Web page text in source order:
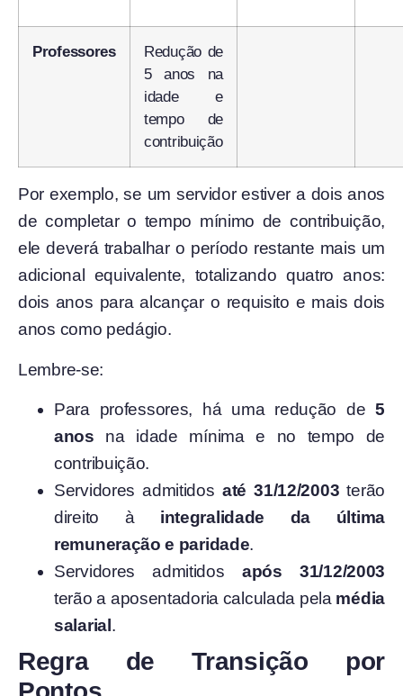
Professores
Redução de
5 anos na
idade e
tempo de
contribuição
Por exemplo, se um servidor estiver a dois anos
de completar o tempo mínimo de contribuição,
ele deverá trabalhar o período restante mais um
adicional equivalente, totalizando quatro anos:
dois anos para alcançar o requisito e mais dois
anos como pedágio.
Lembre-se:
Para professores, há uma redução de5
anos na idade mínima e no tempo de
contribuição.
Servidores admitidos até 31/12/2003 terão
direito à integralidade da última
remuneração e paridade.
Servidores admitidos após 31/12/2003
terão a aposentadoria calculada pela média
salarial .
Regra de Transição por